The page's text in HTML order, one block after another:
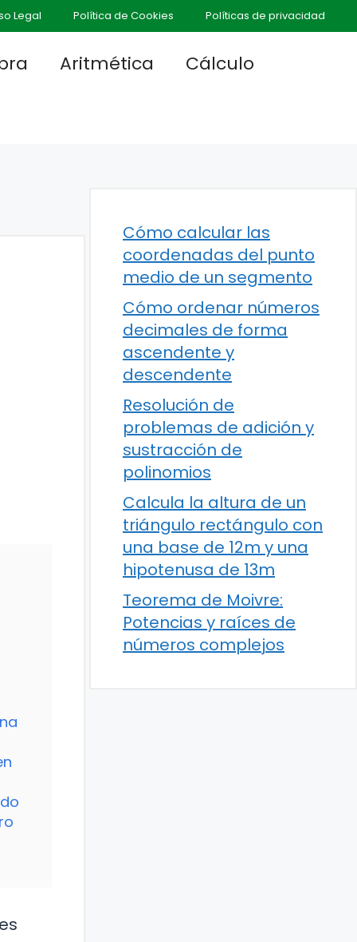
Legal Política de Cookies Políticas de privacidad
Aritmética
Cálculo
Cómo calcular las
coordenadas del punto
medio de un segmento
Cómo ordenar números
decimales de forma
ascendente y
descendente
Resolución de
problemas de adición y
sustracción de
polinomios
Calcula la altura de un
triángulo rectángulo con
una base de 12m y una
hipotenusa de 13m
Teorema de Moivre:
Potencias y raíces de
números complejos